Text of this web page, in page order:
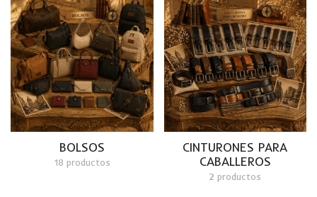
BOLSOS
18 productos
CINTURONES PARA
CABALLEROS
2 productos